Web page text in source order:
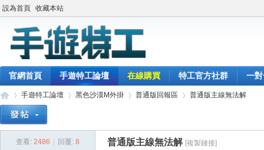
設為首頁 收藏本站
官網首頁 手遊特工論壇 在線購買 特工官方社群 一
手遊特工論壇
›
黑色沙漠M外掛
›
普通版回報區
›
普通版主線無法解
查看: 2486 回覆: 8 普通版主線無法解 [複製鏈接]